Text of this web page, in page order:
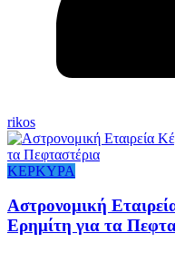
rikos
ΚΕΡΚΥΡΑ
Αστρονομική
Ερημίτη για τα